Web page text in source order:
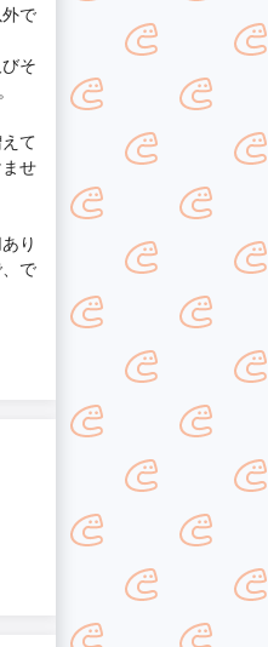
で
そ
て
せ
り
で